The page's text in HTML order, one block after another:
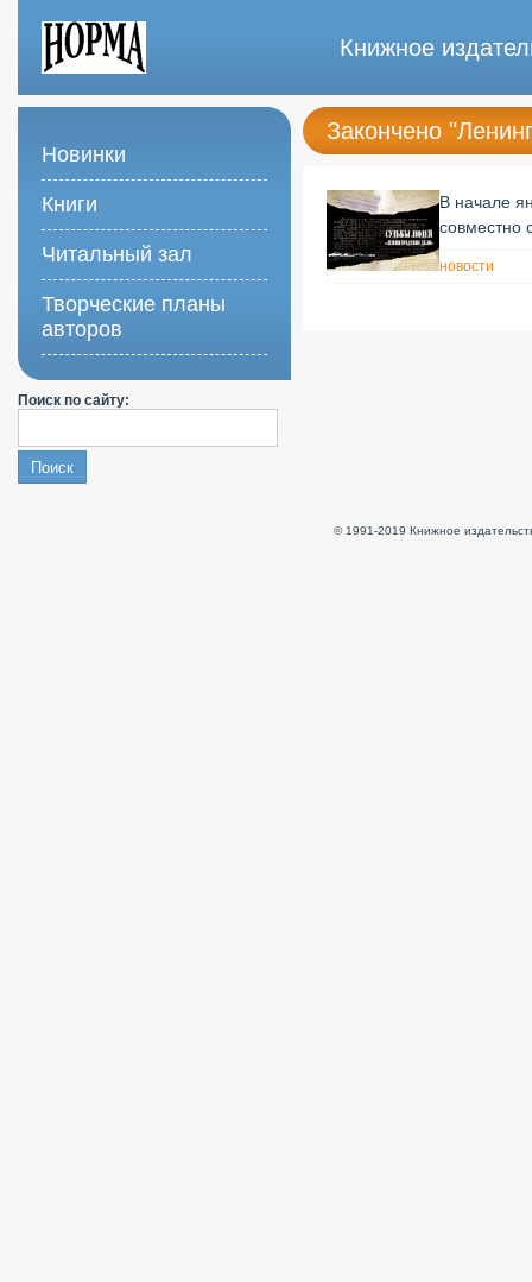
Книжное
Закончено
В начале
совместно
новости
Новинки
Книги
Читальный зал
Творческие планы
авторов
Поиск по сайту:
© 1991-2019 Книжное